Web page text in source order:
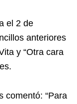
el 2 de
anteriores
y “Otra cara
comentó: “Para